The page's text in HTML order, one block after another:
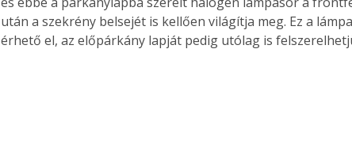
után a szekrény belsejét is kellően világítja meg. Ez a
érhető el, az előpárkány lapját pedig utólag is